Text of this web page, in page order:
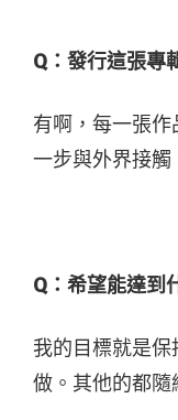
Q：發行這張專
有啊，每一張
一步與外界接觸
Q： 希望能達到
我的目標就是
做。其他的都隨